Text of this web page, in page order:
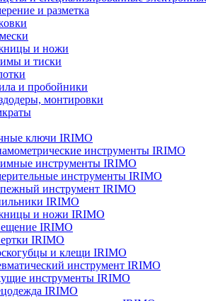
и разметка
и ножи
и тиски
и пробойники
монтировки
ключи IRIMO
инструменты IRIMO
инструменты IRIMO
инструменты IRIMO
инструмент IRIMO
IRIMO
и ножи IRIMO
IRIMO
IRIMO
и клещи IRIMO
инструмент IRIMO
инструменты IRIMO
IRIMO